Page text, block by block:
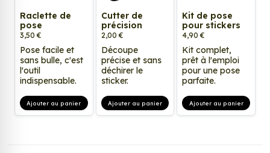
Raclette de
pose
3,50 €
Pose facile et
sans bulle, c'est
l'outil
indispensable.
Ajouter au panier
Cutter de
précision
2,00 €
Découpe
précise et sans
déchirer le
sticker.
Ajouter au panier
Kit de pose
pour stickers
4,90 €
Kit complet,
prêt à l'emploi
pour une pose
parfaite.
Ajouter au panier